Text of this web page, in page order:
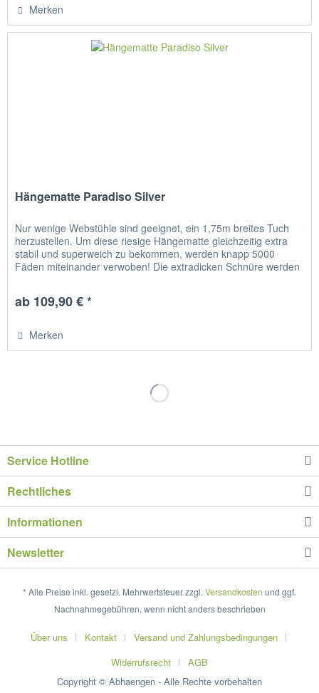
Merken
Hängematte Paradiso Silver
Nur wenige Webstühle sind geeignet, ein 1,75m breites Tuch
herzustellen. Um diese riesige Hängematte gleichzeitig extra
stabil und superweich zu bekommen, werden knapp 5000
Fäden miteinander verwoben! Die extradicken Schnüre werden
ab 109,90 € *
Merken
Service Hotline
Rechtliches
Informationen
Newsletter
* Alle Preise inkl. gesetzl. Mehrwertsteuer zzgl. Versandkosten und ggf.
Nachnahmegebühren, wenn nicht anders beschrieben
Über uns Kontakt
Versand und Zahlungsbedingungen
Widerrufsrecht
AGB
Copyright © Abhaengen - Alle Rechte vorbehalten